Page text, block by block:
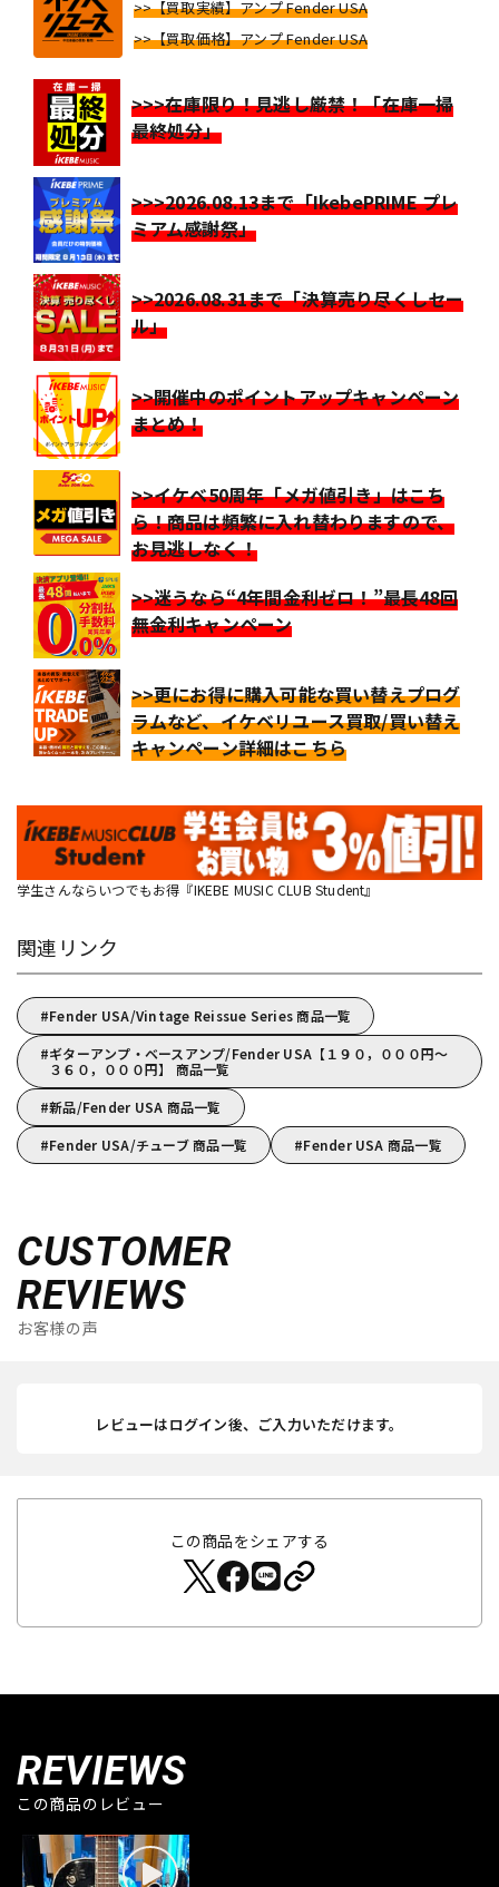
>>【買取実績】アンプ Fender USA
>>【買取価格】アンプ Fender USA
>>>在庫限り！見逃し厳禁！「在庫一掃
最終処分」
>>>2026.08.13まで「IkebePRIME プレ
ミアム感謝祭」
>>2026.08.31まで「決算売り尽くしセー
ル」
>>開催中のポイントアップキャンペーン
まとめ！
>>イケベ50周年「メガ値引き」はこち
ら！商品は頻繁に入れ替わりますので、
お見逃しなく！
>>迷うなら“4年間金利ゼロ！”最長48回
無金利キャンペーン
>>更にお得に購入可能な買い替えプログ
ラムなど、イケベリユース買取/買い替え
キャンペーン詳細はこちら
学生さんならいつでもお得『IKEBE MUSIC CLUB Student』
関連リンク
Fender USA/Vintage Reissue Series 商品一覧
ギターアンプ・ベースアンプ/Fender USA【１９０，０００円～
３６０，０００円】 商品一覧
新品/Fender USA 商品一覧
Fender USA/チューブ 商品一覧
Fender USA 商品一覧
CUSTOMER
REVIEWS
お客様の声
レビューはログイン後、ご入力いただけます。
この商品をシェアする
REVIEWS
この商品のレビュー